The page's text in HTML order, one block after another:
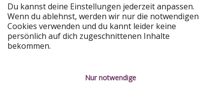
HolidayPirates Group
Lerne uns kennen
Über uns
Rechtliches
Du kannst deine Einstellungen jederzeit anpassen.
Wenn du ablehnst, werden wir nur die notwendigen
Cookies verwenden und du kannt leider keine
persönlich auf dich zugeschnittenen Inhalte
bekommen.
Nur notwendige